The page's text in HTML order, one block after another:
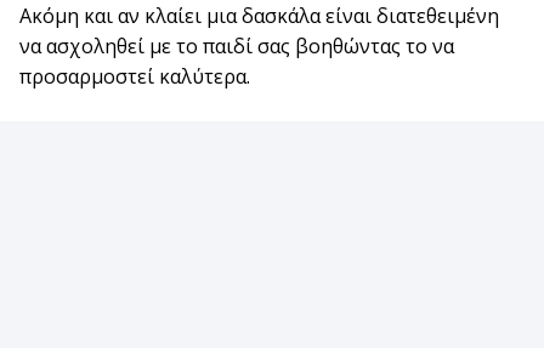
Ακόμη και αν κλαίει μια δασκάλα είναι διατεθειμένη
να ασχοληθεί με το παιδί σας βοηθώντας το να
προσαρμοστεί καλύτερα.